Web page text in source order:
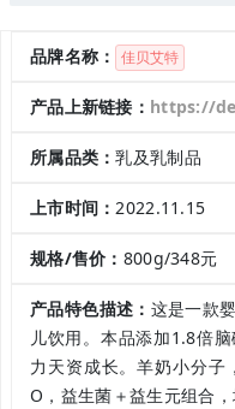
品牌名称： 佳贝艾特
产品上新链接： https://detail.tmall.com/
所属品类：乳及乳制品
上市时间：2022.11.15
规格/售价： 800g/348元
产品特色描述： 这是一款
儿饮用。本品添加1.8倍
力天资成长。羊奶小分
O，益生菌＋益生元组合